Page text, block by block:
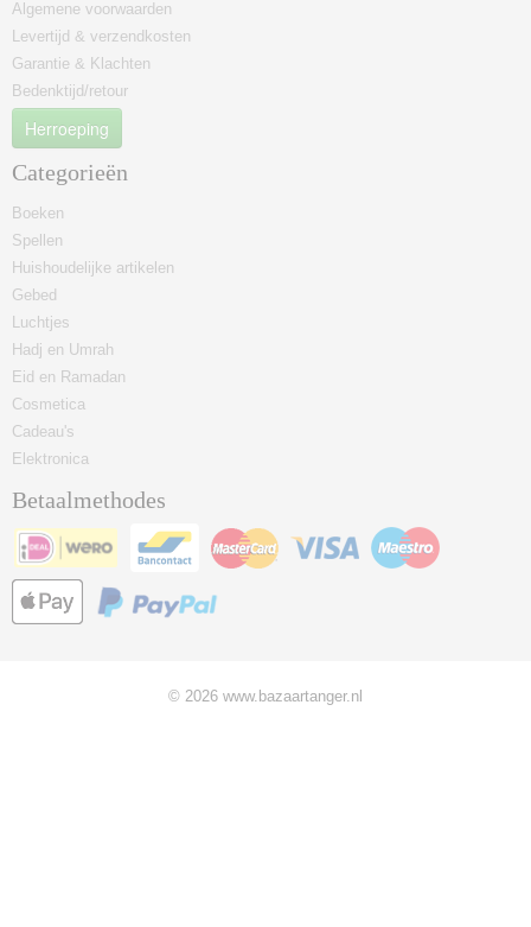
Algemene voorwaarden
Levertijd & verzendkosten
Garantie & Klachten
Bedenktijd/retour
Herroeping
Categorieën
Boeken
Spellen
Huishoudelijke artikelen
Gebed
Luchtjes
Hadj en Umrah
Eid en Ramadan
Cosmetica
Cadeau's
Elektronica
Betaalmethodes
© 2026 www.bazaartanger.nl